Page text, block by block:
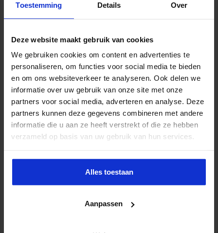
Toestemming Details Over
Deze website maakt gebruik van cookies
We gebruiken cookies om content en advertenties te
personaliseren, om functies voor social media te bieden
en om ons websiteverkeer te analyseren. Ook delen we
informatie over uw gebruik van onze site met onze
partners voor social media, adverteren en analyse. Deze
partners kunnen deze gegevens combineren met andere
informatie die u aan ze heeft verstrekt of die ze hebben
verzameld op basis van uw gebruik van hun services.
Alles toestaan
Aanpassen
Partijen maken afspraken over betere hulp en
bescherming voor kinderen en gezinnen